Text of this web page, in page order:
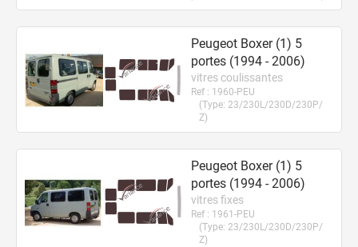
Peugeot Boxer (1) 5
portes (1994 - 2006)
vitres coulissantes
Ref : 1960-PEU
(Type: 23/230L/230D/230P/
Z)
Peugeot Boxer (1) 5
portes (1994 - 2006)
vitres fixes
Ref : 1961-PEU
(Type: 23/230L/230D/230P/
Z)